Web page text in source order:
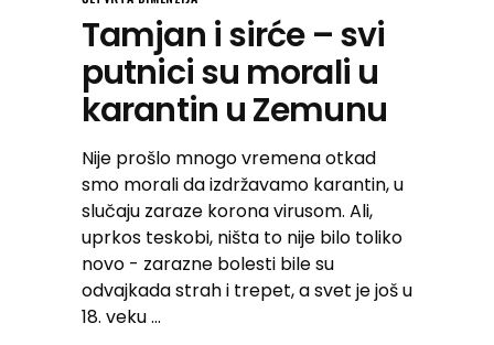
Tamjan i sirće – svi
putnici su morali u
karantin u Zemunu
Nije prošlo mnogo vremena otkad
smo morali da izdržavamo karantin, u
slučaju zaraze korona virusom. Ali,
uprkos teskobi, ništa to nije bilo toliko
novo - zarazne bolesti bile su
odvajkada strah i trepet, a svet je još u
18. veku